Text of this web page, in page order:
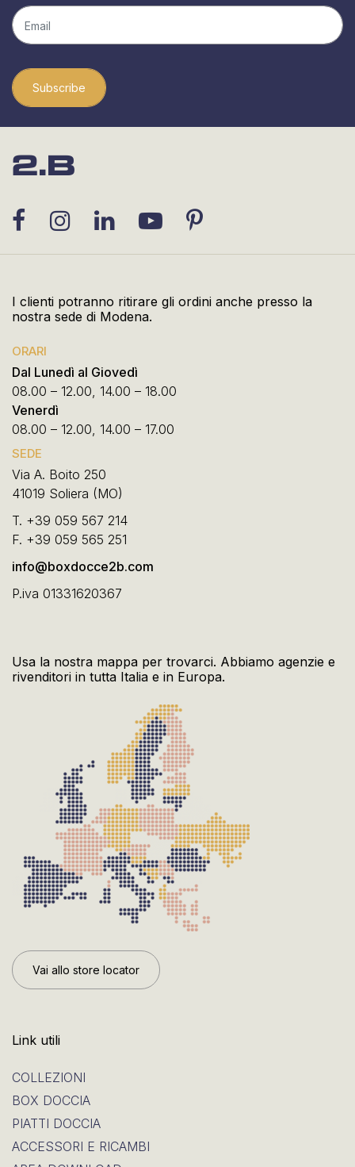
Subscribe
I clienti potranno ritirare gli ordini anche presso la
nostra sede di Modena.
ORARI
Dal Lunedì al Giovedì
08.00 – 12.00, 14.00 – 18.00
Venerdì
08.00 – 12.00, 14.00 – 17.00
SEDE
Via A. Boito 250
41019 Soliera (MO)
T. +39 059 567 214
F. +39 059 565 251
info@boxdocce2b.com
P.iva 01331620367
Usa la nostra mappa per trovarci. Abbiamo agenzie e
rivenditori in tutta Italia e in Europa.
Vai allo store locator
Link utili
COLLEZIONI
BOX DOCCIA
PIATTI DOCCIA
ACCESSORI E RICAMBI